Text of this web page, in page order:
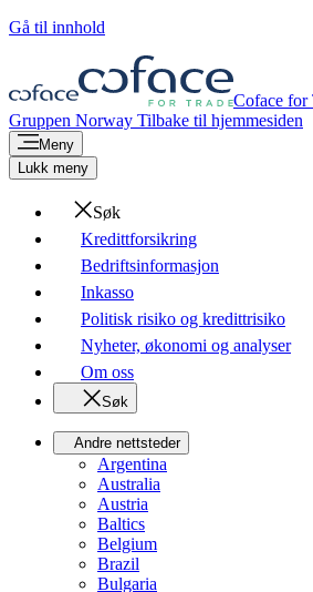
Gå til innhold
Coface for
Gruppen Norway Tilbake til hjemmesiden
Meny
Lukk meny
Søk
Kredittforsikring
Bedriftsinformasjon
Inkasso
Politisk risiko og kredittrisiko
Nyheter, økonomi og analyser
Om oss
Søk
Andre nettsteder
Argentina
Australia
Austria
Baltics
Belgium
Brazil
Bulgaria